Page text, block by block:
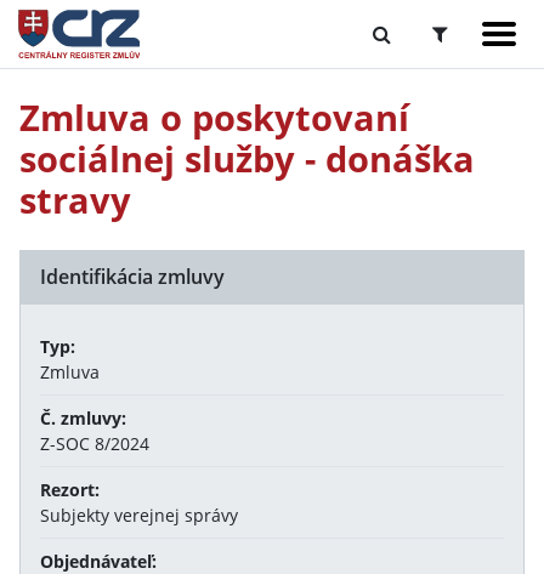
Zmluva o poskytovaní
sociálnej služby - donáška
stravy
Identifikácia zmluvy
Typ:
Zmluva
Č. zmluvy:
Z-SOC 8/2024
Rezort:
Subjekty verejnej správy
Objednávateľ: